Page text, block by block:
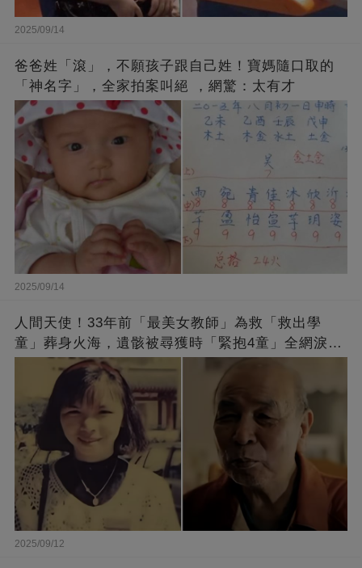
2025/09/14
爸爸姓「滾」，不願孩子跟自己姓！寶媽隨口取的
「神名字」，全家拍案叫絕 ，網驚：太有才
2025/09/14
人間天使！33年前「最美女教師」為救「救出學
童」葬身火海，遺骸被尋獲時「緊抱4童」全網淚
崩：真正的英雄不該被遺忘
2025/09/12